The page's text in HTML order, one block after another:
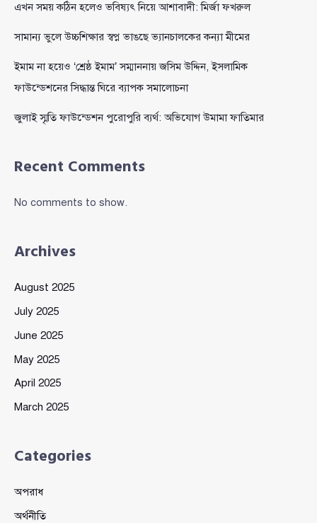
এখন সময় কঠিন হলেও ভবিষ্যৎ নিয়ে আশাবাদী: মির্জা ফখরুল
সামান্য ভুলে উচ্চশিক্ষার স্বপ্ন ভাঙছে ভ্যানচালকের কন্যা মীমের
ইমাম না হয়েও ‘শ্রেষ্ঠ ইমাম’ সম্মাননায় জসিম উদ্দিন, ইসলামিক
ফাউন্ডেশনের সিদ্ধান্ত ঘিরে ব্যাপক সমালোচনা
জুলাই স্মৃতি ফাউন্ডেশন পুরোপুরি ব্যর্থ: অভিযোগ উমামা ফাতিমার
Recent Comments
No comments to show.
Archives
August 2025
July 2025
June 2025
May 2025
April 2025
March 2025
Categories
অপরাধ
অর্থনীতি